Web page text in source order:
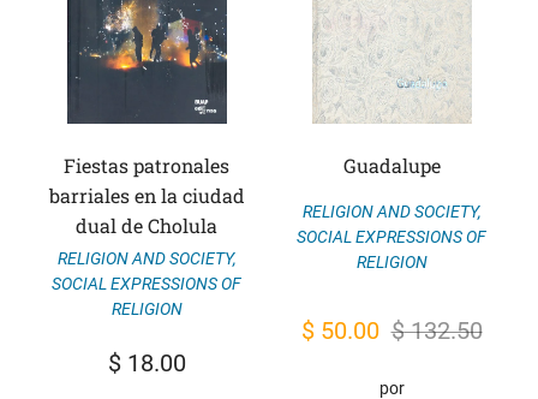
Fiestas patronales
barriales en la ciudad
dual de Cholula
RELIGION AND SOCIETY,
SOCIAL EXPRESSIONS OF
RELIGION
$18.00
Guadalupe
RELIGION AND SOCIETY,
SOCIAL EXPRESSIONS OF
RELIGION
$132.50
Original
$50.00 Current
por